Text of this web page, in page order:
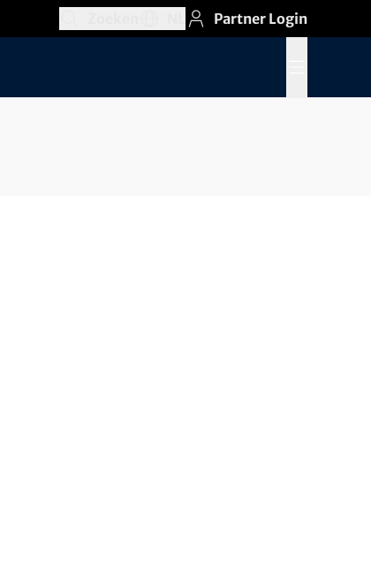
Taalkeuzegedeelte openen, Huidige
Partner Login